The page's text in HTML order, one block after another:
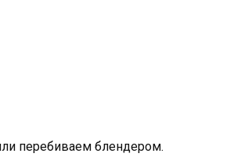
перебиваем блендером.